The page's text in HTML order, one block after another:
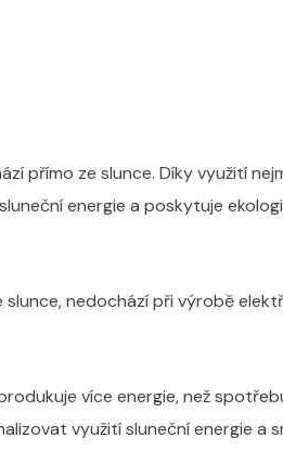
přímo ze slunce. Díky využití
energie a poskytuje
nedochází při výrobě
více energie, než
využití sluneční energie a